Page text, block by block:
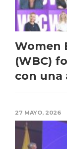
Women
(WBC)
con una
27 MAYO, 2026